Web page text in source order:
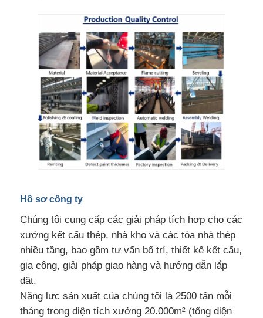
Hồ sơ công ty
Chúng tôi cung cấp các giải pháp tích hợp cho các
xưởng kết cấu thép, nhà kho và các tòa nhà thép
nhiều tầng, bao gồm tư vấn bố trí, thiết kế kết cấu,
gia công, giải pháp giao hàng và hướng dẫn lắp
đặt.
Năng lực sản xuất của chúng tôi là 2500 tấn mỗi
tháng trong diện tích xưởng 20.000m² (tổng diện